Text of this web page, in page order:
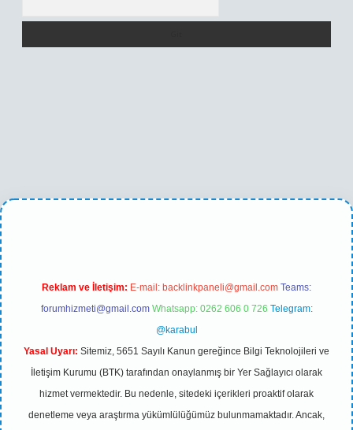
betexper yeni giriş
Reklam ve İletişim: E-mail: backlinkpaneli@gmail.com Teams:
forumhizmeti@gmail.com Whatsapp: 0262 606 0 726 Telegram:
@karabul
Yasal Uyarı: Sitemiz, 5651 Sayılı Kanun gereğince Bilgi Teknolojileri ve
İletişim Kurumu (BTK) tarafından onaylanmış bir Yer Sağlayıcı olarak
hizmet vermektedir. Bu nedenle, sitedeki içerikleri proaktif olarak
denetleme veya araştırma yükümlülüğümüz bulunmamaktadır. Ancak,